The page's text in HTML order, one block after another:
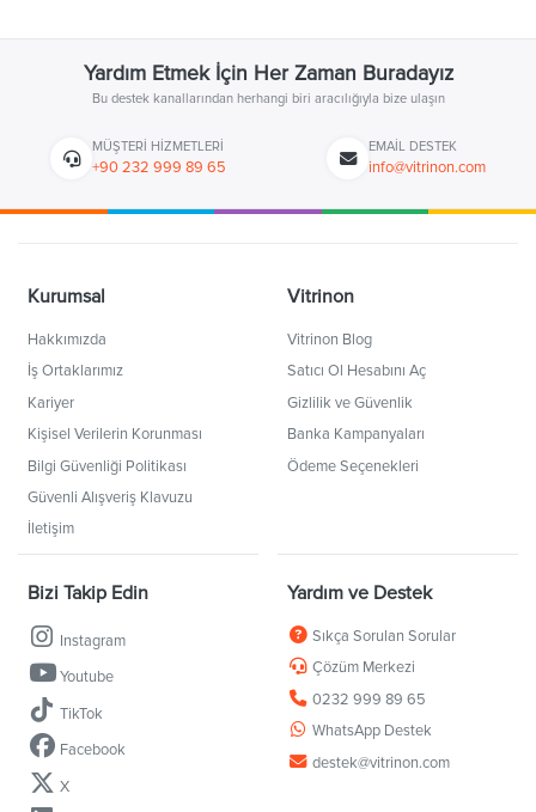
Yardım Etmek İçin Her Zaman Buradayız
Bu destek kanallarından herhangi biri aracılığıyla bize ulaşın
MÜŞTERI HIZMETLERI
+90 232 999 89 65
EMAIL DESTEK
info@vitrinon.com
Kurumsal
Hakkımızda
İş Ortaklarımız
Kariyer
Kişisel Verilerin Korunması
Bilgi Güvenliği Politikası
Güvenli Alışveriş Klavuzu
İletişim
Vitrinon
Vitrinon Blog
Satıcı Ol Hesabını Aç
Gizlilik ve Güvenlik
Banka Kampanyaları
Ödeme Seçenekleri
Bizi Takip Edin
Instagram
Youtube
TikTok
Facebook
X
Yardım ve Destek
Sıkça Sorulan Sorular
Çözüm Merkezi
0232 999 89 65
WhatsApp Destek
destek@vitrinon.com